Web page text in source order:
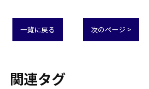
一覧に戻る 次のページ >
関連タグ